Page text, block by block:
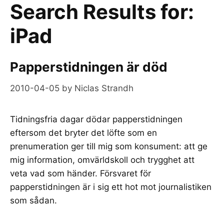
Search Results for:
iPad
Papperstidningen är död
2010-04-05 by Niclas Strandh
Tidningsfria dagar dödar papperstidningen
eftersom det bryter det löfte som en
prenumeration ger till mig som konsument: att ge
mig information, omvärldskoll och trygghet att
veta vad som händer. Försvaret för
papperstidningen är i sig ett hot mot journalistiken
som sådan.